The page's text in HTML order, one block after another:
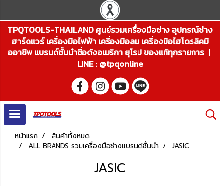
TPQTOOLS-THAILAND ศูนย์รวมเครื่องมือช่าง อุปกรณ์ช่าง
ฮาร์ดแวร์ เครื่องมือไฟฟ้า เครื่องมือลม เครื่องมือไฮโดรลิคมื
ออาชีพ แบรนด์ชั้นนำชื่อดังอเมริกา ยุโรป ของแท้ทุกรายการ |
LINE : @tpqonline
หน้าแรก
สินค้าทั้งหมด
ALL BRANDS รวมเครื่องมือช่างแบรนด์ชั้นนำ
JASIC
JASIC